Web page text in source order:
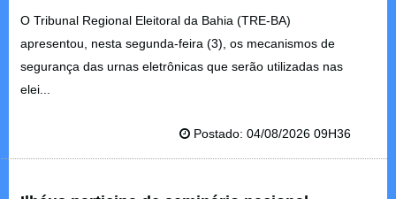
O Tribunal Regional Eleitoral da Bahia (TRE-BA)
apresentou, nesta segunda-feira (3), os mecanismos de
segurança das urnas eletrônicas que serão utilizadas nas
elei...
Postado: 04/08/2026 09H36